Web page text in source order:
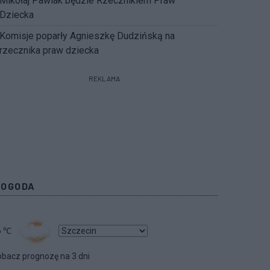
Dziecka
Komisje poparły Agnieszkę Dudzińską na
rzecznika praw dziecka
REKLAMA
℃
prognozę na 3 dni